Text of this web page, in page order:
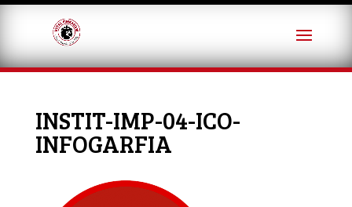
INSTIT-IMP-04-ICO-
INFOGARFIA